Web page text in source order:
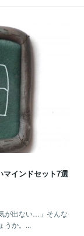
マインドセット7選
が出ない…」そんな
うか。...